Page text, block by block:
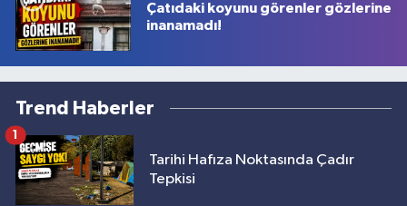
Çatıdaki koyunu görenler gözlerine
inanamadı!
Trend Haberler
Tarihi Hafıza Noktasında Çadır
Tepkisi
1